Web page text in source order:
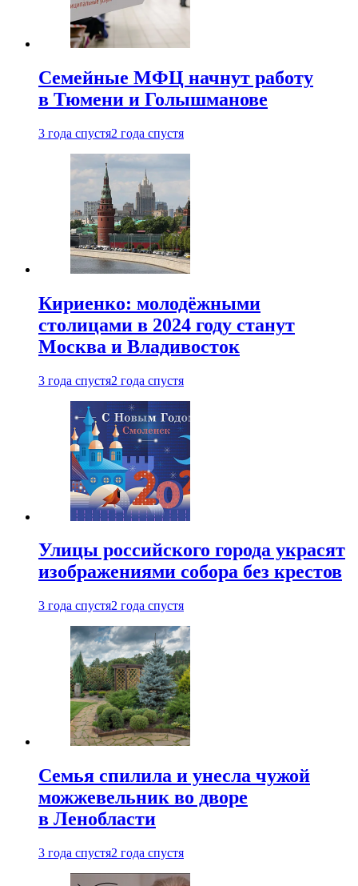
Семейные МФЦ начнут работу
в Тюмени и Голышманове
3 года спустя2 года спустя
Кириенко: молодёжными
столицами в 2024 году станут
Москва и Владивосток
3 года спустя2 года спустя
Улицы российского города украсят
изображениями собора без крестов
3 года спустя2 года спустя
Семья спилила и унесла чужой
можжевельник во дворе
в Ленобласти
3 года спустя2 года спустя